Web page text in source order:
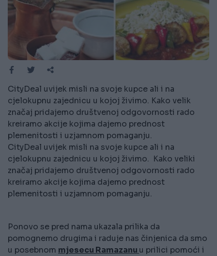
CityDeal uvijek misli na svoje kupce ali i na
cjelokupnu zajednicu u kojoj živimo. Kako velik
značaj pridajemo društvenoj odgovornosti rado
kreiramo akcije kojima dajemo prednost
plemenitosti i uzjamnom pomaganju.
CityDeal uvijek misli na svoje kupce ali i na
cjelokupnu zajednicu u kojoj živimo. Kako veliki
značaj pridajemo društvenoj odgovornosti rado
kreiramo akcije kojima dajemo prednost
plemenitosti i uzjamnom pomaganju.
Ponovo se pred nama ukazala prilika da
pomognemo drugima i raduje nas činjenica da smo
u posebnom mjesecu Ramazanu u prilici pomoći i